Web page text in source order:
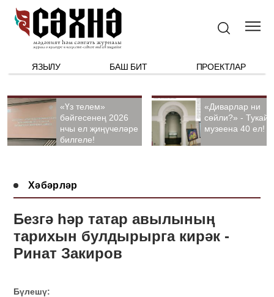
ЯЗЫЛУ БАШ БИТ ПРОЕКТЛАР
«Үз телем»
бәйгесенең 2026
нчы ел җиңүчеләре
билгеле!
«Диварлар ни
сөйли?» - Тукай
музеена 40 ел!
Хәбәрләр
Безгә һәр татар авылының
тарихын булдырырга кирәк -
Ринат Закиров
Бүлешү: